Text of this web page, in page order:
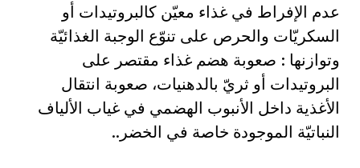
عدم الإفراط في غذاء معيّن كالبروتيدات أو
السكريّات والحرص على تنوّع الوجبة الغذائيّة
وتوازنها : صعوبة هضم غذاء مقتصر على
البروتيدات أو ثريّ بالدهنيات، صعوبة انتقال
الأغذية داخل الأنبوب الهضمي في غياب الألياف
النباتيّة الموجودة خاصة في الخضر..